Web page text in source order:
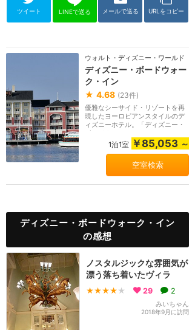
ツイート LINEで送る メールで送る URLをコピー
ウォルト・ディズニー・ワールド（
ディズニー・ボードウォー
ク・イン
★ 4.68 (23件)
優雅なシーサイド・リゾートを再
現したヨーロピアンスタイルのデ
ィズニーホテル。「ディズニー・
ボードウォーク」...
1泊1室 ￥85,053 ～
空室検索
ディズニー・ボードウォーク・イン
の感想
ノスタルジックな雰囲気が
漂う落ち着いたヴィラ
★★★★ ★ 29 2
みいちゃん
2018年9月に訪問